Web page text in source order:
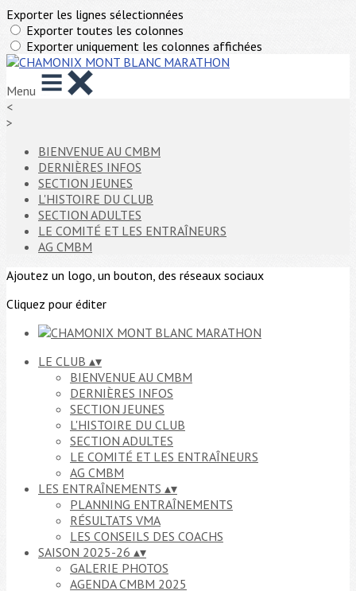
Exporter les lignes sélectionnées
Exporter toutes les colonnes
Exporter uniquement les colonnes affichées
Menu
<
>
BIENVENUE AU CMBM
DERNIÈRES INFOS
SECTION JEUNES
L'HISTOIRE DU CLUB
SECTION ADULTES
LE COMITÉ ET LES ENTRAÎNEURS
AG CMBM
Ajoutez un logo, un bouton, des réseaux sociaux
Cliquez pour éditer
LE CLUB ▴▾
BIENVENUE AU CMBM
DERNIÈRES INFOS
SECTION JEUNES
L'HISTOIRE DU CLUB
SECTION ADULTES
LE COMITÉ ET LES ENTRAÎNEURS
AG CMBM
LES ENTRAÎNEMENTS ▴▾
PLANNING ENTRAÎNEMENTS
RÉSULTATS VMA
LES CONSEILS DES COACHS
SAISON 2025-26 ▴▾
GALERIE PHOTOS
AGENDA CMBM 2025